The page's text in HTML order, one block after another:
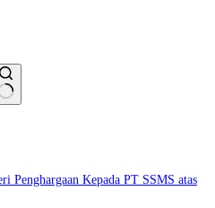
Penghargaan Kepada PT SSMS atas